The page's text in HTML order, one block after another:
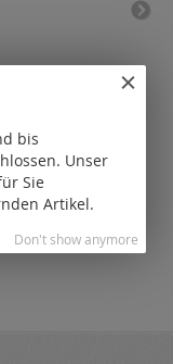
bis
Unser
Sie
Artikel.
Don't show anymore